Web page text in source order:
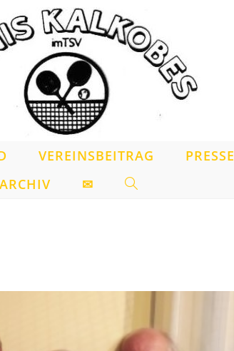
VEREINSBEITRAG PRESSE
ARCHIV
✉ WEBSITE-